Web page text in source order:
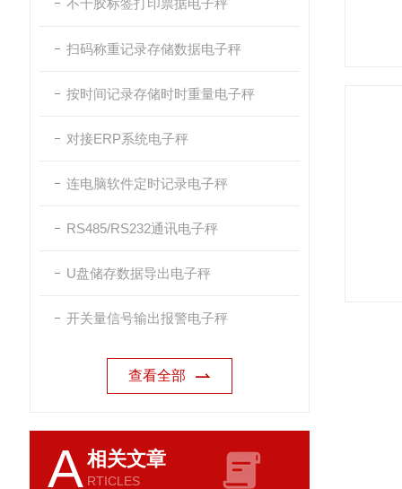
不干胶标签打印票据电子秤
扫码称重记录存储数据电子秤
按时间记录存储时时重量电子秤
对接ERP系统电子秤
连电脑软件定时记录电子秤
RS485/RS232通讯电子秤
U盘储存数据导出电子秤
开关量信号输出报警电子秤
查看全部
A相关文章
RTICLES